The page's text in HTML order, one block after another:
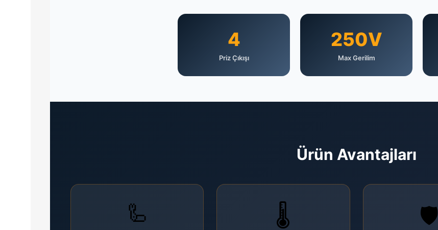
4
Priz Çıkışı
250V
Max Gerilim
Ürün Avantajları
🦾 🌡️ 🛡️